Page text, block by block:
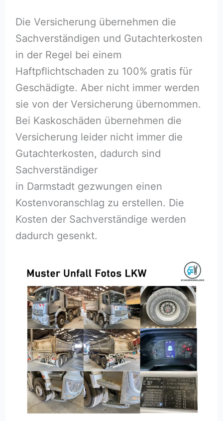
Die Versicherung übernehmen die
Sachverständigen und Gutachterkosten
in der Regel bei einem
Haftpflichtschaden zu 100% gratis für
Geschädigte. Aber nicht immer werden
sie von der Versicherung übernommen.
Bei Kaskoschäden übernehmen die
Versicherung leider nicht immer die
Gutachterkosten, dadurch sind
Sachverständiger
in Darmstadt gezwungen einen
Kostenvoranschlag zu erstellen. Die
Kosten der Sachverständige werden
dadurch gesenkt.